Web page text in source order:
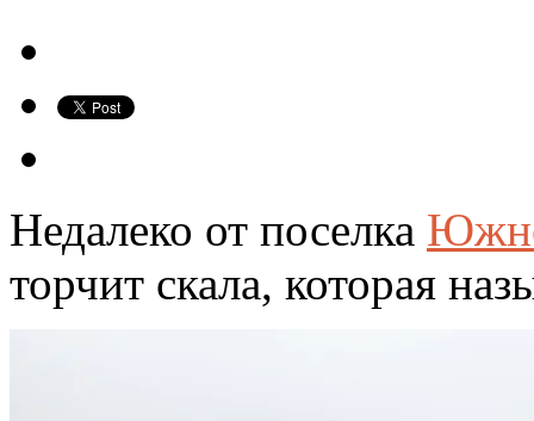
Недалеко от поселка
торчит скала, которая